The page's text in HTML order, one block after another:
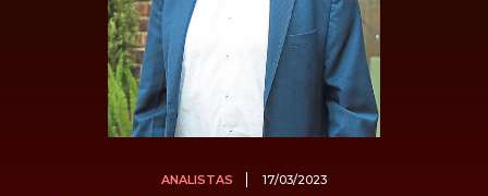
ANALISTAS 17/03/2023